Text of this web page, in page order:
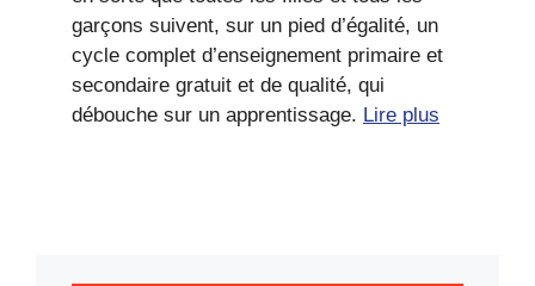
garçons suivent, sur un pied d’égalité, un
cycle complet d’enseignement primaire et
secondaire gratuit et de qualité, qui
débouche sur un apprentissage. Lire plus